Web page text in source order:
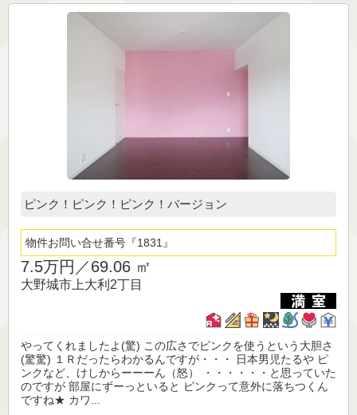
ピンク！ピンク！ピンク！バージョン
物件お問い合せ番号 1831
7.5万円／69.06 ㎡
大野城市上大利2丁目
やってくれましたよ(驚) この広さでピンクを使うという大胆さ
(驚驚) １Ｒだったらわかるんですが・・・ 日本男児たるや ピ
ンクなど、けしからーーーん（怒） ・・・・・・と思っていた
のですが 部屋にずーっといると ピンクって意外に落ちつくん
ですね★ カワ...